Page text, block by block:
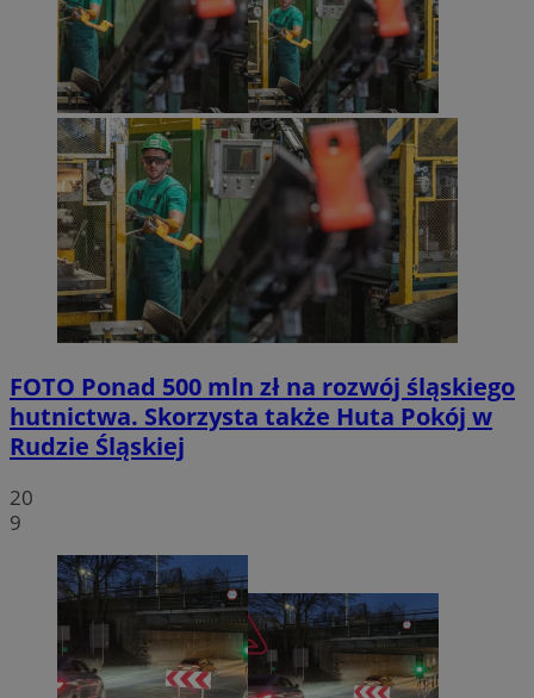
FOTO Ponad 500 mln zł na rozwój śląskiego
hutnictwa. Skorzysta także Huta Pokój w
Rudzie Śląskiej
20
9